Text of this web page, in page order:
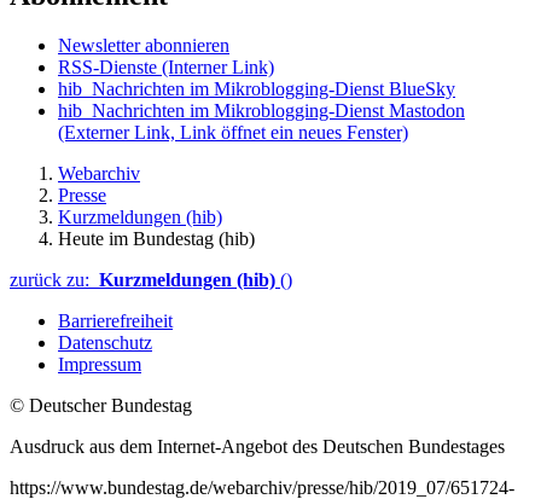
Newsletter abonnieren
RSS-Dienste (Interner Link)
hib_Nachrichten im Mikroblogging-Dienst BlueSky
hib_Nachrichten im Mikroblogging-Dienst Mastodon
(Externer Link, Link öffnet ein neues Fenster)
Webarchiv
Presse
Kurzmeldungen (hib)
Heute im Bundestag (hib)
zurück zu: Kurzmeldungen (hib) ()
Barrierefreiheit
Datenschutz
Impressum
© Deutscher Bundestag
Ausdruck aus dem Internet-Angebot des Deutschen Bundestages
https://www.bundestag.de/webarchiv/presse/hib/2019_07/651724-